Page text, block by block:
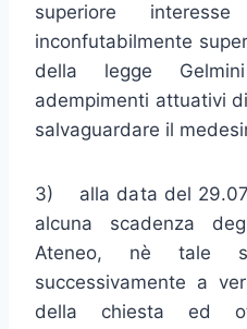
superiore
inconfutabilmente
della legge
adempimenti attuativi
salvaguardare il
3) alla data del
alcuna scadenza
Ateneo, nè tale
successivamente a
della chiesta ed